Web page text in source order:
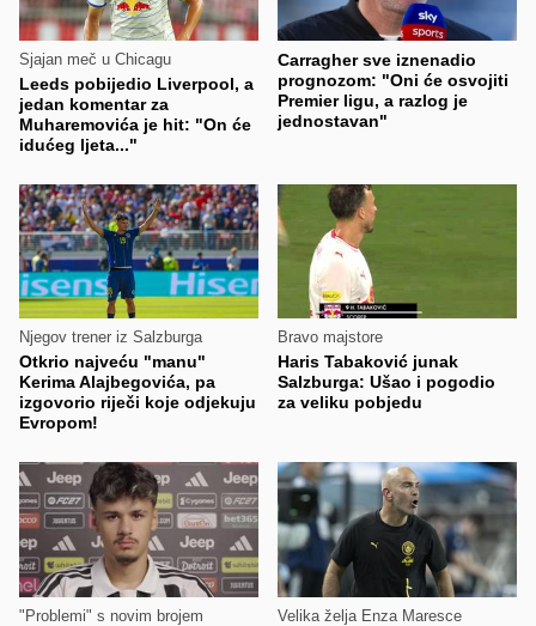
Sjajan meč u Chicagu
Leeds pobijedio Liverpool, a
jedan komentar za
Muharemovića je hit: "On će
idućeg ljeta..."
Carragher sve iznenadio
prognozom: "Oni će osvojiti
Premier ligu, a razlog je
jednostavan"
Njegov trener iz Salzburga
Otkrio najveću "manu"
Kerima Alajbegovića, pa
izgovorio riječi koje odjekuju
Evropom!
Bravo majstore
Haris Tabaković junak
Salzburga: Ušao i pogodio
za veliku pobjedu
"Problemi" s novim brojem Velika želja Enza Maresce